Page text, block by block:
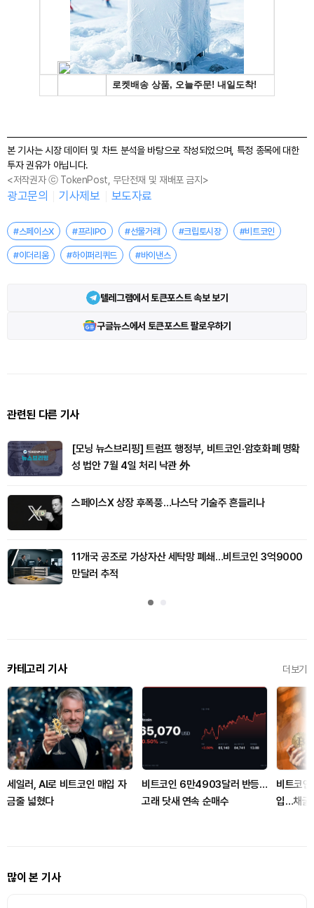
본 기사는 시장 데이터 및 차트 분석을 바탕으로 작성되었으며, 특정 종목에 대한
투자 권유가 아닙니다.
<저작권자 ⓒ TokenPost, 무단전재 및 재배포 금지>
광고문의 기사제보 보도자료
#스페이스X #프리IPO #선물거래 #크립토시장 #비트코인
#이더리움 #하이퍼리퀴드 #바이낸스
텔레그램에서 토큰포스트 속보 보기
구글뉴스에서 토큰포스트 팔로우하기
관련된 다른 기사
[모닝 뉴스브리핑] 트럼프 행정부, 비트코인·암호화폐 명확
성 법안 7월 4일 처리 낙관 外
스페이스X 상장 후폭풍…나스닥 기술주 흔들리나
11개국 공조로 가상자산 세탁망 폐쇄…비트코인 3억9000
만달러 추적
카테고리 기사 더보기
세일러, AI로 비트코인 매입 자
금줄 넓혔다
비트코인 6만4903달러 반등…
고래 닷새 연속 순매수
비트코
입…채굴
많이 본 기사